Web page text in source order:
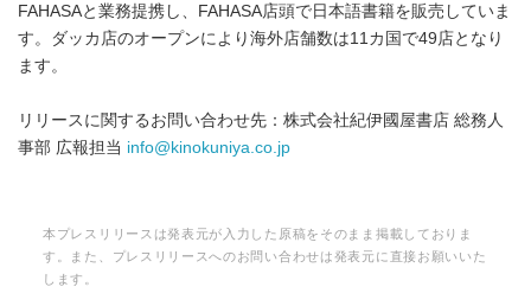
FAHASAと業務提携し、FAHASA店頭で日本語書籍を販売していま
す。ダッカ店のオープンにより海外店舗数は11カ国で49店となり
ます。
リリースに関するお問い合わせ先：株式会社紀伊國屋書店 総務人
事部 広報担当 info@kinokuniya.co.jp
本プレスリリースは発表元が入力した原稿をそのまま掲載しておりま
す。また、プレスリリースへのお問い合わせは発表元に直接お願いいた
します。